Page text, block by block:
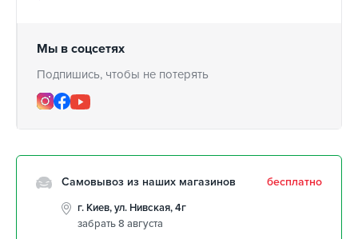
Мы в соцсетях
Подпишись, чтобы не потерять
Самовывоз из наших магазинов бесплатно
г. Киев, ул. Нивская, 4г
забрать 8 августа